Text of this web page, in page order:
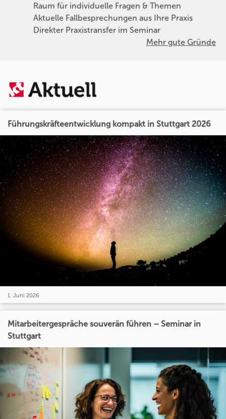
Raum für individuelle Fragen & Themen
Aktuelle Fallbesprechungen aus Ihre Praxis
Direkter Praxistransfer im Seminar
Mehr gute Gründe
Führungskräfteentwicklung kompakt in Stuttgart 2026
1. Juni 2026
Mitarbeitergespräche souverän führen – Seminar in
Stuttgart